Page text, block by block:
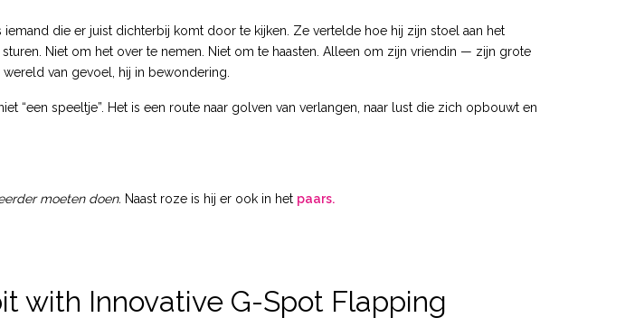
die er juist dichterbij komt door te kijken. Ze vertelde hoe hij zijn stoel aan het
Niet om het over te nemen. Niet om te haasten. Alleen om zijn vriendin — zijn grote
van gevoel, hij in bewondering.
“een speeltje”. Het is een route naar golven van verlangen, naar lust die zich opbouwt en
moeten doen. Naast roze is hij er ook in het paars.
with Innovative G-Spot Flapping